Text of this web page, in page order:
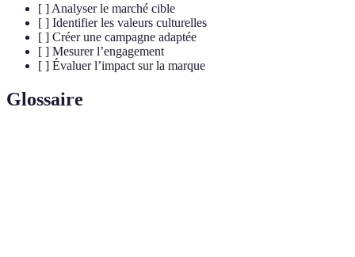
[ ] Analyser le marché cible
[ ] Identifier les valeurs culturelles
[ ] Créer une campagne adaptée
[ ] Mesurer l’engagement
[ ] Évaluer l’impact sur la marque
Glossaire